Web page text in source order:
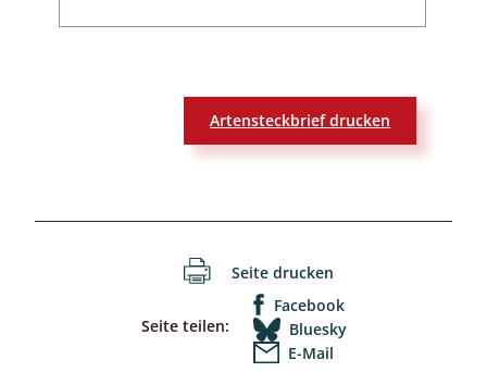
Artensteckbrief drucken
Seite drucken
Seite teilen:
Facebook
Bluesky
E-Mail